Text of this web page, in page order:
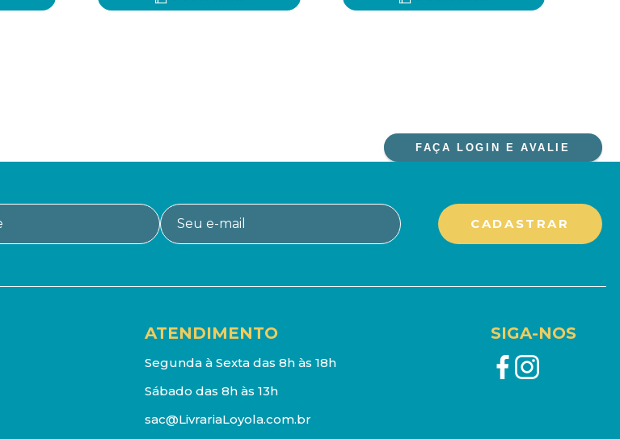
FAÇA LOGIN E AVALIE
ATENDIMENTO
Segunda à Sexta das 8h às 18h
Sábado das 8h às 13h
sac@LivrariaLoyola.com.br
SIGA-NOS